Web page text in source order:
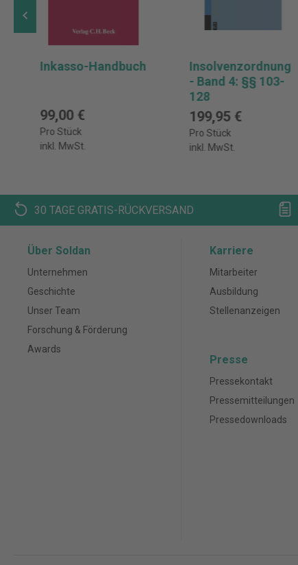
Inkasso-Handbuch
99,00 €
Pro Stück
inkl. MwSt.
Insolvenzordnung
- Band 4: §§ 103-
128
199,95 €
Pro Stück
inkl. MwSt.
30 TAGE GRATIS-RÜCKVERSAND
Über Soldan
Unternehmen
Geschichte
Unser Team
Forschung & Förderung
Awards
Karriere
Mitarbeiter
Ausbildung
Stellenanzeigen
Presse
Pressekontakt
Pressemitteilungen
Pressedownloads